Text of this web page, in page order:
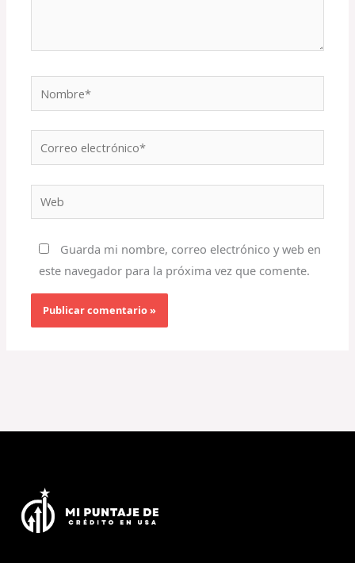
electrónico*
Guarda mi nombre, correo electrónico y web en
este navegador para la próxima vez que comente.